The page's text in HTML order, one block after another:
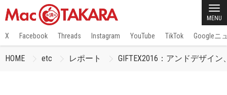
MENU
X Facebook Threads Instagram YouTube TikTok Googleニ
HOME etc レポート GIFTEX2016：アンドデザイ